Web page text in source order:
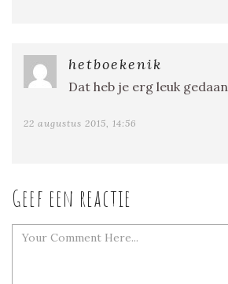
hetboekenik
Dat heb je erg leuk
22 augustus 2015, 14:56
Geef een reactie